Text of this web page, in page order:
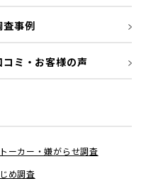
査事例
コミ・お客様の声
ーカー・嫌がらせ調査
め調査